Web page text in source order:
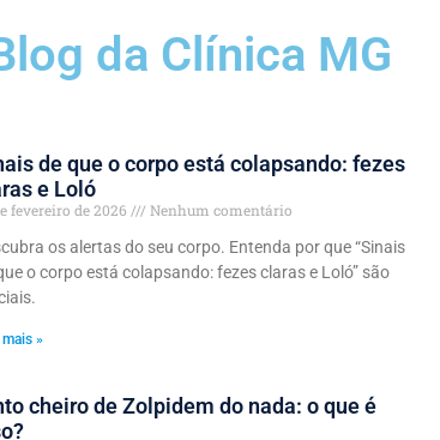
da Clínica MG
de que o corpo está colapsando: fezes
e Loló
fevereiro de 2026
Nenhum comentário
os alertas do seu corpo. Entenda por que “Sinais
o corpo está colapsando: fezes claras e Loló” são
mais »
cheiro de Zolpidem do nada: o que é